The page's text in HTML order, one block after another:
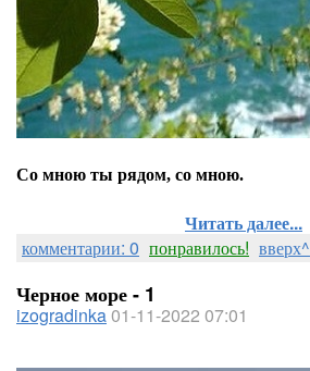
Со мною ты рядом, со мною.
Читать далее...
комментарии: 0 понравилось! вверх^
Черное море - 1
izogradinka01-11-2022 07:01